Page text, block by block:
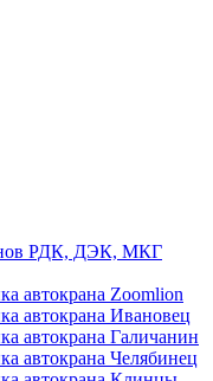
РДК, ДЭК, МКГ
автокрана Zoomlion
автокрана Ивановец
автокрана Галичанин
автокрана Челябинец